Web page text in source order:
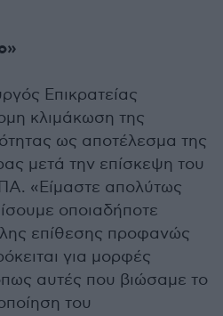
Επικρατείας
κλιμάκωση της
ως αποτέλεσμα της
μετά την επίσκεψη του
«Είμαστε απολύτως
οποιαδήποτε
επίθεσης προφανώς
για μορφές
αυτές που βιώσαμε το
του